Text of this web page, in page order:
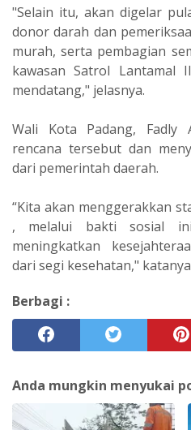
"Selain itu, akan digelar
donor darah dan
murah, serta pembagian
kawasan Satrol
mendatang," jelasnya.
Wali Kota Padang, Fadly
rencana tersebut dan
dari pemerintah daerah.
“Kita akan menggerakkan
, melalui bakti sosial
meningkatkan
dari segi kesehatan,"
Berbagi :
Anda mungkin menyukai